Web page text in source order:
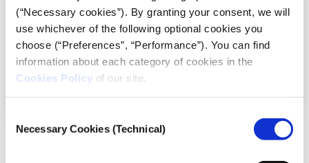
(“Necessary cookies”). By granting your consent, we will
use whichever of the following optional cookies you
choose (“Preferences”, “Performance”). You can find
information about each category of cookies in the
Cookies Policy of our site.
Selection
Necessary Cookies (Technical)
Mute – H ΣΙΩΠΗΛΗ ΒΙΑ ΤΗΣ
ΜΕΣΟΤΟΙΧΙΑΣ
ψυχικής υγείας.Read more
Gen Z και Ανθεκτικότητα
18. Inkspire – Ανθεκτικότητα, Gen
Z, υπερκατανάλωση